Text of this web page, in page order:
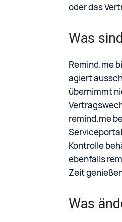
oder das
Was
Remind.me
agiert
übernimmt
remind.me
Kontrolle
ebenfalls
Zeit
Was